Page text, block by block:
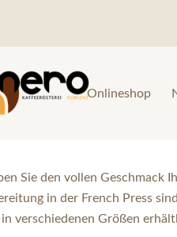
Onlineshop
Sie den vollen Geschmack
in der French Press
verschiedenen Größen